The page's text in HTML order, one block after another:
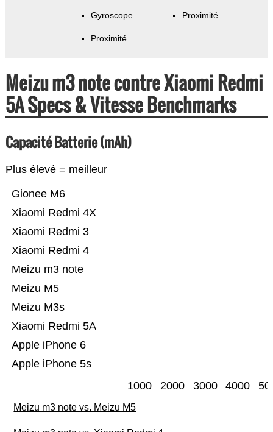
Gyroscope
Proximité
Proximité
Meizu m3 note contre Xiaomi Redmi
5A Specs & Vitesse Benchmarks
Capacité Batterie (mAh)
Plus élevé = meilleur
Apple iPhone 5s
Apple iPhone 6
Xiaomi Redmi 5A
Meizu M3s
Meizu M5
Meizu m3 note
Xiaomi Redmi 4
Xiaomi Redmi 3
Xiaomi Redmi 4X
Gionee M6
1000 2000 3000 4000
Meizu m3 note vs. Meizu M5